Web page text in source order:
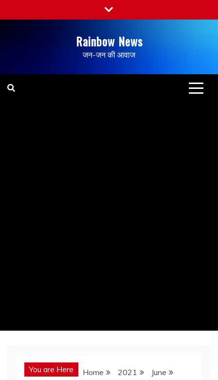
Rainbow News
जन-जन की आवाज
You are Here Home 2021
June